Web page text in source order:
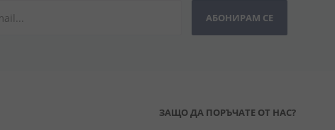
АБОНИРАМ СЕ
ЗАЩО ДА ПОРЪЧАТЕ ОТ НАС?